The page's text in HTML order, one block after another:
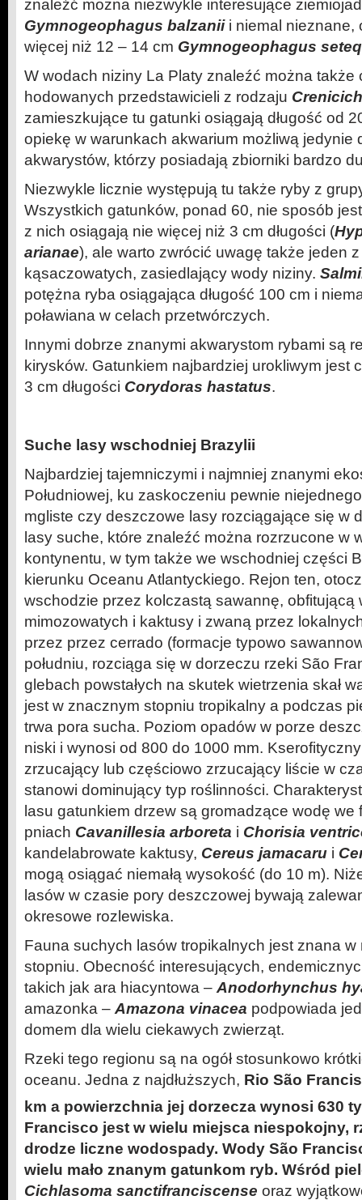
znaleźć można niezwykle interesujące
Gymnogeophagus balzaniii niemal nieznane,
więcej niż 12 – 14 cm Gymnogeophagus
W wodach niziny La Platy znaleźć można także
hodowanych przedstawicieli z rodzaju
zamieszkujące tu gatunki osiągają długość od
opiekę w warunkach akwarium możliwą jedynie
akwarystów, którzy posiadają zbiorniki bardzo
Niezwykle licznie występują tu także ryby z
Wszystkich gatunków, ponad 60, nie sposób
z nich osiągają nie więcej niż 3 cm długości (
arianae), ale warto zwrócić uwagę także jeden
kąsaczowatych, zasiedlający wody niziny.
potężna ryba osiągająca długość 100 cm i
poławiana w celach przetwórczych.
Innymi dobrze znanymi akwarystom rybami są
kirysków. Gatunkiem najbardziej urokliwym jest
3 cm długości Corydoras hastatus.
Suche lasy wschodniej Brazylii
Najbardziej tajemniczymi i najmniej znanymi
Południowej, ku zaskoczeniu pewnie
mgliste czy deszczowe lasy rozciągające się w
lasy suche, które znaleźć można rozrzucone w
kontynentu, w tym także we wschodniej części
kierunku Oceanu Atlantyckiego. Rejon ten,
wschodzie przez kolczastą sawannę, obfitującą
mimozowatych i kaktusy i zwaną przez
przez przez cerrado (formacje typowo
południu, rozciąga się w dorzeczu rzeki São
glebach powstałych na skutek wietrzenia skał
jest w znacznym stopniu tropikalny a podczas
trwa pora sucha. Poziom opadów w porze
niski i wynosi od 800 do 1000 mm.
zrzucający lub częściowo zrzucający liście w
stanowi dominujący typ roślinności.
lasu gatunkiem drzew są gromadzące wodę we
pniach Cavanillesia arboreta i Chorisia
kandelabrowate kaktusy, Cereus jamacaru i
mogą osiągać niemałą wysokość (do 10 m).
lasów w czasie pory deszczowej bywają
okresowe rozlewiska.
Fauna suchych lasów tropikalnych jest znana w
stopniu. Obecność interesujących,
takich jak ara hiacyntowa – Anodorhynchus
amazonka – Amazona vinacea podpowiada
domem dla wielu ciekawych zwierząt.
Rzeki tego regionu są na ogół stosunkowo
oceanu. Jedna z najdłuższych, Rio São
km a powierzchnia jej dorzecza wynosi 630
Francisco jest w wielu miejsca niespokojny,
drodze liczne wodospady. Wody São
wielu mało znanym gatunkom ryb. Wśród
Cichlasoma sanctifranciscense oraz